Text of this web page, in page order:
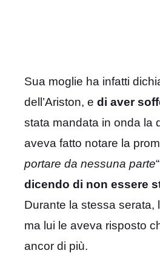
Sua moglie ha infatti
dell’Ariston, e di aver
stata mandata in onda la
aveva fatto notare la
portare da nessuna parte
dicendo di non essere
Durante la stessa serata,
ma lui le aveva risposto
ancor di più.